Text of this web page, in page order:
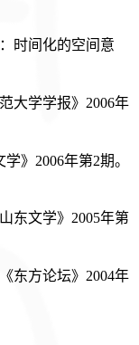
时间化的空间意
大学学报》2006年
》2006年第2期。
东文学》2005年第
东方论坛》2004年